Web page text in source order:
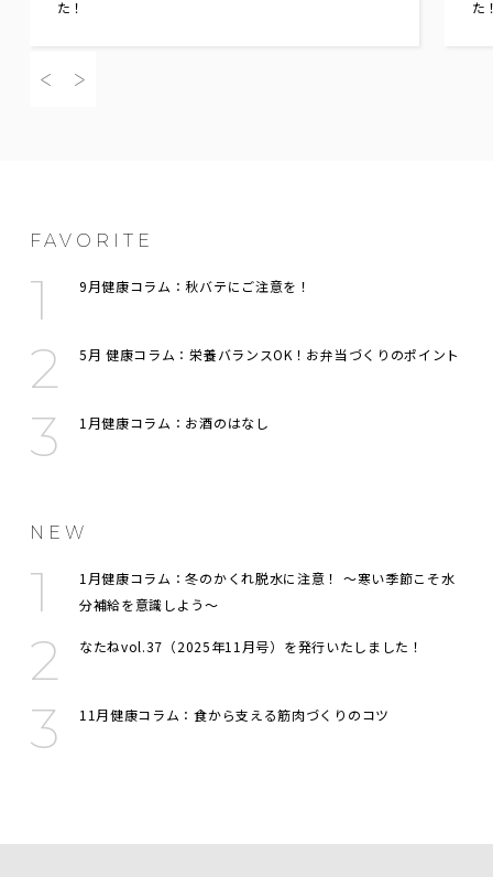
た！
た
FAVORITE
9月健康コラム：秋バテにご注意を！
5月 健康コラム：栄養バランスOK！お弁当づくりのポイント
1月健康コラム：お酒のはなし
NEW
1月健康コラム：冬のかくれ脱水に注意！ 〜寒い季節こそ水
分補給を意識しよう〜
なたねvol.37（2025年11月号）を発行いたしました！
11月健康コラム：食から支える筋肉づくりのコツ